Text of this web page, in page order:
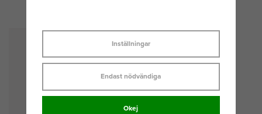
Inställningar
Endast nödvändiga
Okej